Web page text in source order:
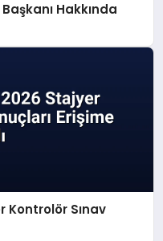
Hakkında
Kontrolör Sınav